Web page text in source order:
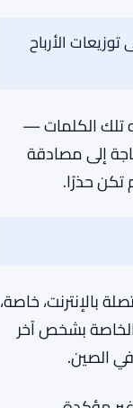
أن الضحية
الدقيقة في
الأرباح
تلك الكلمات —
إلى مصادقة
حذرًا.